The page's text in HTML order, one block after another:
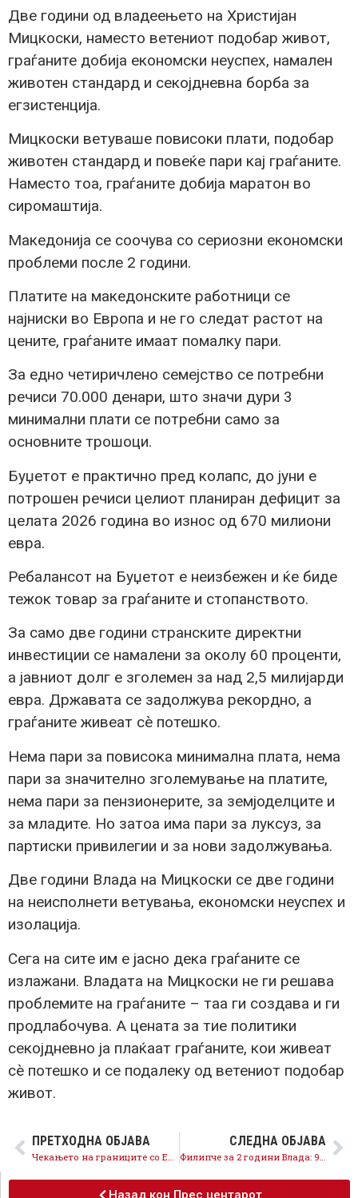
Две години од владеењето на Христијан
Мицкоски, наместо ветениот подобар живот,
граѓаните добија економски неуспех, намален
животен стандард и секојдневна борба за
егзистенција.
Мицкоски ветуваше повисоки плати, подобар
животен стандард и повеќе пари кај граѓаните.
Наместо тоа, граѓаните добија маратон во
сиромаштија.
Македонија се соочува со сериозни економски
проблеми после 2 години.
Платите на македонските работници се
најниски во Европа и не го следат растот на
цените, граѓаните имаат помалку пари.
За едно четиричлено семејство се потребни
речиси 70.000 денари, што значи дури 3
минимални плати се потребни само за
основните трошоци.
Буџетот е практично пред колапс, до јуни е
потрошен речиси целиот планиран дефицит за
целата 2026 година во износ од 670 милиони
евра.
Ребалансот на Буџетот е неизбежен и ќе биде
тежок товар за граѓаните и стопанството.
За само две години странските директни
инвестиции се намалени за околу 60 проценти,
а јавниот долг е зголемен за над 2,5 милијарди
евра. Државата се задолжува рекордно, а
граѓаните живеат сè потешко.
Нема пари за повисока минимална плата, нема
пари за значително зголемување на платите,
нема пари за пензионерите, за земјоделците и
за младите. Но затоа има пари за луксуз, за
партиски привилегии и за нови задолжувања.
Две години Влада на Мицкоски се две години
на неисполнети ветувања, економски неуспех и
изолација.
Сега на сите им е јасно дека граѓаните се
излажани. Владата на Мицкоски не ги решава
проблемите на граѓаните – таа ги создава и ги
продлабочува. А цената за тие политики
секојдневно ја плаќаат граѓаните, кои живеат
сè потешко и се подалеку од ветениот подобар
живот.
ПРЕТХОДНА ОБЈАВА
Чекањето на границите со ЕУ е огледало на политиката на Мицкоски
СЛЕДНА ОБЈАВА
Филипче за 2 години Влада: 90% од ветувањата на Мицкоски не се исполнети!
Назад кон Прес центарот